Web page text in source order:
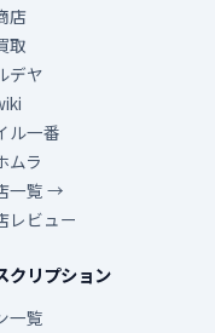
店
取
デヤ
ル一番
ムラ
一覧 →
レビュー
クリプション
一覧